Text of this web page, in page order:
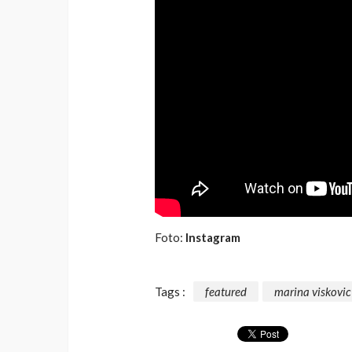
Foto: Instagram
Tags : featured marina viskovic